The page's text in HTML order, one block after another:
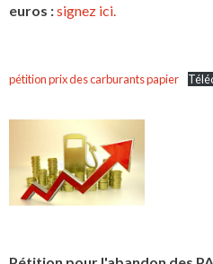
euros :signez ici.
pétition prix des carburants papier